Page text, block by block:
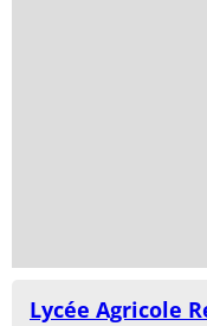
Lycée Agricole